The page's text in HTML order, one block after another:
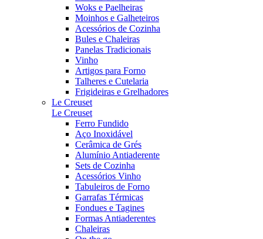
Woks e Paelheiras
Moinhos e Galheteiros
Acessórios de Cozinha
Bules e Chaleiras
Panelas Tradicionais
Vinho
Artigos para Forno
Talheres e Cutelaria
Frigideiras e Grelhadores
Le Creuset
Le Creuset
Ferro Fundido
Aço Inoxidável
Cerâmica de Grés
Alumínio Antiaderente
Sets de Cozinha
Acessórios Vinho
Tabuleiros de Forno
Garrafas Térmicas
Fondues e Tagines
Formas Antiaderentes
Chaleiras